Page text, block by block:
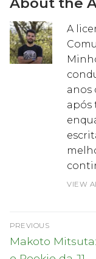
A
anos
após
VIEW
Navegação
de
PREVIOUS
Previous
post:
Makoto